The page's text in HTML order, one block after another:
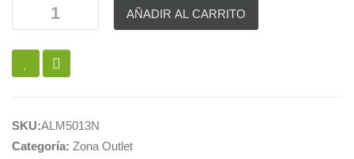
AÑADIR AL CARRITO
SKU:ALM5013N
Categoría: Zona Outlet